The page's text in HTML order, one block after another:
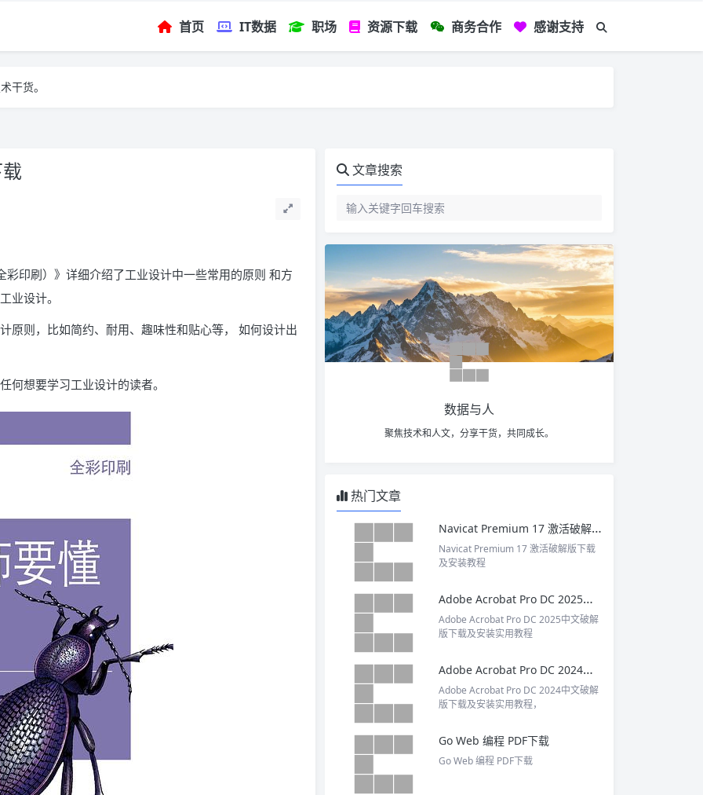
首页 IT数据 职场 资源下载 商务合作 感谢支持
干货。
印刷）》详细介绍了工业设计中一些常用的原则 和方
业设计。
原则，比如简约、耐用、趣味性和贴心等， 如何设计出
何想要学习工业设计的读者。
文章搜索
数据与人
聚焦技术和人文，分享干货，共同成长。
热门文章
Navicat Premium 17 激活破解版下载及安装教程
Navicat Premium 17 激活破解版下载
及安装教程
Adobe Acrobat Pro DC 2025中文破解版下载及安装实用教程
Adobe Acrobat Pro DC 2025中文破解
版下载及安装实用教程
Adobe Acrobat Pro DC 2024中文破解版下载及安装实用教程
Adobe Acrobat Pro DC 2024中文破解
版下载及安装实用教程，
Go Web 编程 PDF下载
Go Web 编程 PDF下载